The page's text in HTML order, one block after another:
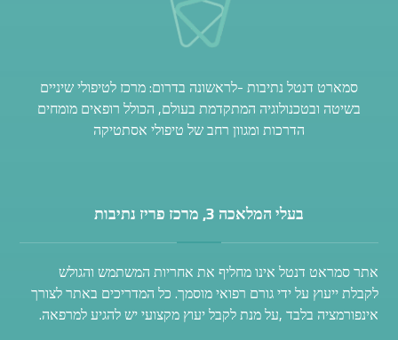
סמארט דנטל נתיבות -לראשונה בדרום: מרכז לטיפולי שיניים
בשיטה ובטכנולוגיה המתקדמת בעולם, הכולל רופאים מומחים
הדרכות ומגוון רחב של טיפולי אסתטיקה
בעלי המלאכה 3, מרכז פריז נתיבות
אתר סמראט דנטל אינו מחליף את אחריות המשתמש והגולש
לקבלת ייעוץ על ידי גורם רפואי מוסמך. כל המדריכים באתר לצורך
אינפורמציה בלבד ,על מנת לקבל יעוץ מקצועי יש להגיע למרפאה.